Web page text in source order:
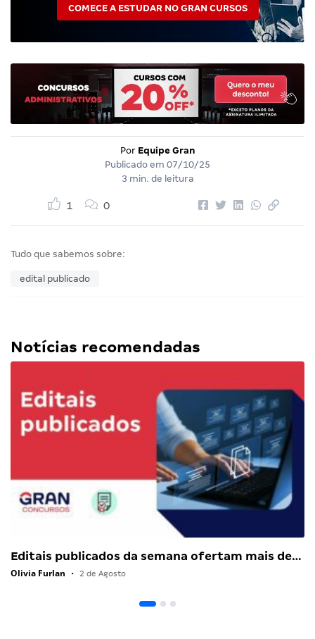
COMECE A ESTUDAR NO GRAN CURSOS
Por Equipe Gran
Publicado em 07/10/25
3 min. de leitura
1 0
Tudo que sabemos sobre:
edital publicado
Notícias recomendadas
Editais publicados da semana ofertam mais de…
Olivia Furlan • 2 de Agosto